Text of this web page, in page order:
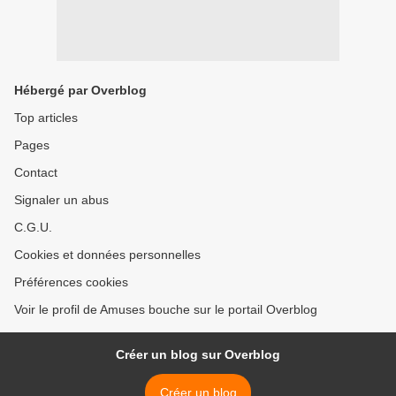
Hébergé par Overblog
Top articles
Pages
Contact
Signaler un abus
C.G.U.
Cookies et données personnelles
Préférences cookies
Voir le profil de Amuses bouche sur le portail Overblog
Créer un blog sur Overblog
Créer un blog